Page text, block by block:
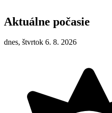
Aktuálne počasie
dnes, štvrtok 6. 8. 2026